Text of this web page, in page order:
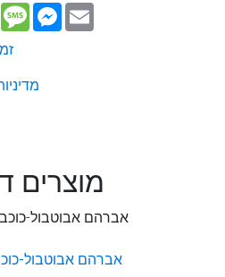
PinterestMessageMessenger
מוצרים
אברהם אבוטבול-